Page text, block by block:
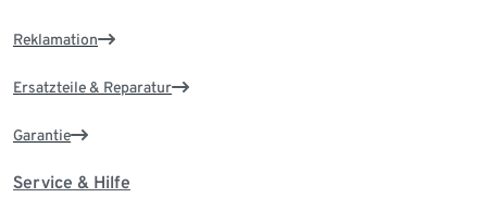
Reklamation
Ersatzteile & Reparatur
Garantie
Service & Hilfe